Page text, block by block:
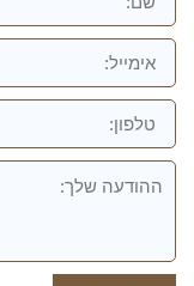
אימייל
טלפון:
ההודעה
שלך